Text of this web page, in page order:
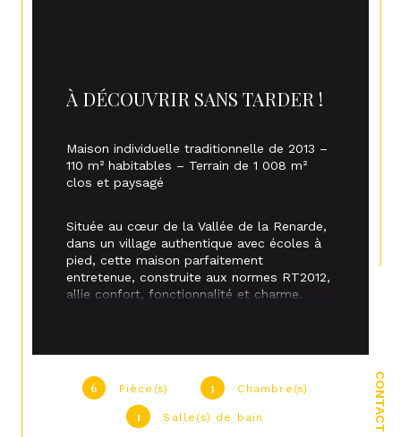
CONTACT
6 Pièce(s) 3 Chambre(s)
1 Salle(s) de bain
À DÉCOUVRIR SANS TARDER !
Maison individuelle traditionnelle de 2013 –
110 m² habitables – Terrain de 1 008 m²
clos et paysagé
Située au cœur de la Vallée de la Renarde,
dans un village authentique avec écoles à
pied, cette maison parfaitement
entretenue, construite aux normes RT2012,
allie confort, fonctionnalité et charme.
d'une entrée ouvrant sur un vaste
cheminée à insert et accès direct à une
terrasse de 70 m², d’une cuisine aménagée
et équipée, d’un cellier/buanderie, d’une